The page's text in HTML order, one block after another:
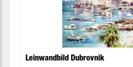
Leinwandbild Dubrovnik